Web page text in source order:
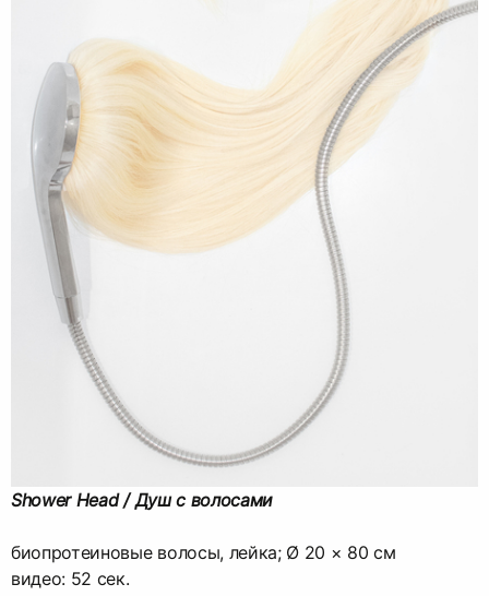
Shower Head / Душ с волосами
биопротеиновые волосы, лейка; Ø 20 × 80 см
видео: 52 сек.